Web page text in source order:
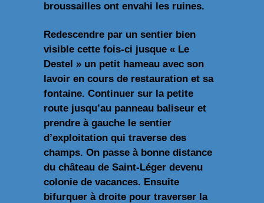
broussailles ont envahi les ruines.
Redescendre par un sentier bien
visible cette fois-ci jusque « Le
Destel » un petit hameau avec son
lavoir en cours de restauration et sa
fontaine. Continuer sur la petite
route jusqu’au panneau baliseur et
prendre à gauche le sentier
d’exploitation qui traverse des
champs. On passe à bonne distance
du château de Saint-Léger devenu
colonie de vacances. Ensuite
bifurquer à droite pour traverser la